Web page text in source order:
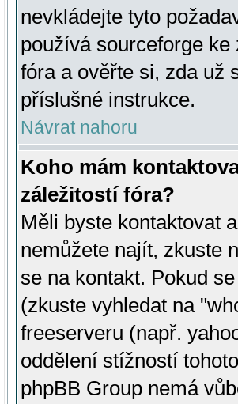
nevkládejte tyto
používá sourceforge
fóra a ověřte si, zda už
příslušné instrukce.
Návrat nahoru
Koho mám
záležitostí fóra?
Měli byste kontaktovat
nemůžete najít, zkuste
se na kontakt. Pokud
(zkuste vyhledat na
freeserveru (např.
oddělení stížností
phpBB Group nemá